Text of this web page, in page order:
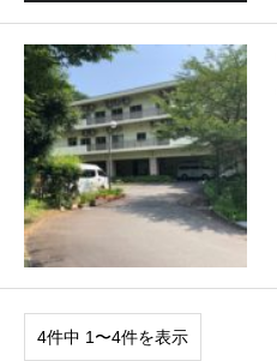
4件中 1〜4件を表示